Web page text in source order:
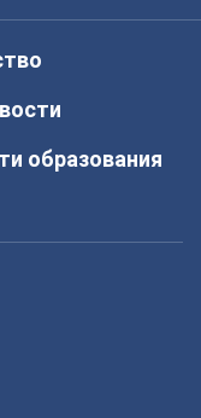
образования